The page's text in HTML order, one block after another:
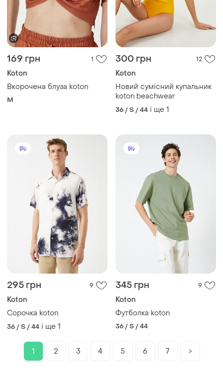
169 грн 1
Koton
Вкорочена блуза koton
M
300 грн 12
Koton
Новий сумісний купальник
koton beachwear
36 / S / 44 і ще 1
295 грн 9
Koton
Сорочка koton
36 / S / 44 і ще 1
345 грн 9
Koton
Футболка koton
36 / S / 44
1 2 3 4 5 6 7 >